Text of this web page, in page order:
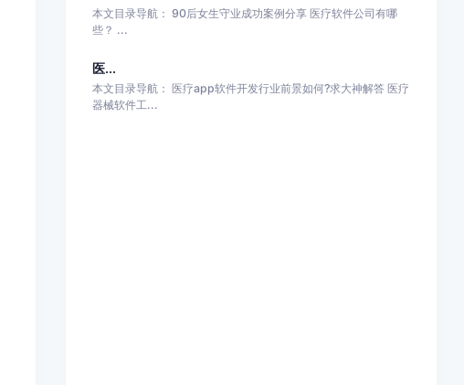
本文目录导航： 90后女生守业成功案例分享 医疗软件公司有哪
些？ ...
医...
本文目录导航： 医疗app软件开发行业前景如何?求大神解答 医疗
器械软件工...